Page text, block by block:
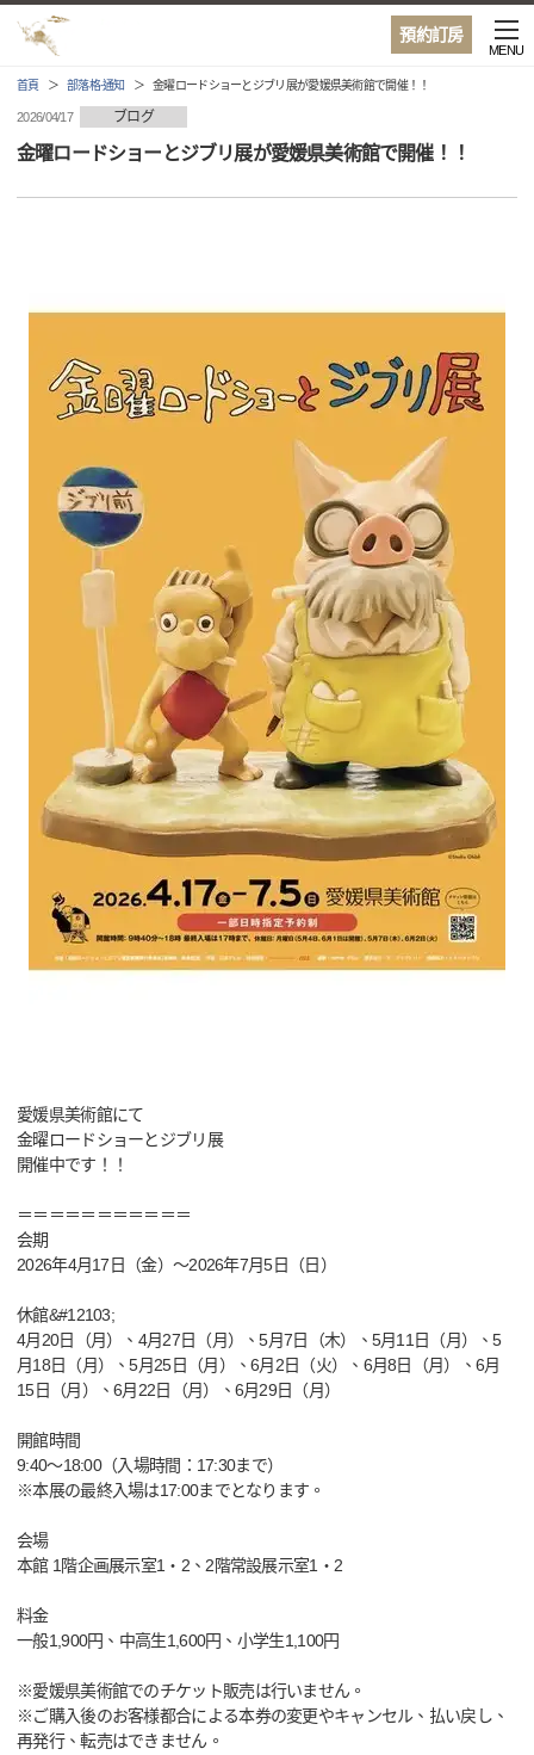
預約訂房
MENU
首頁 部落格·通知 金曜ロードショーとジブリ展が愛媛県美術館で開催！！
2026/04/17 ブログ
金曜ロードショーとジブリ展が愛媛県美術館で開催！！
愛媛県美術館にて
金曜ロードショーとジブリ展
開催中です！！
＝＝＝＝＝＝＝＝＝＝＝
会期
2026年4月17日（金）～2026年7月5日（日）
休館&#12103;
4月20日（月）、4月27日（月）、5月7日（木）、5月11日（月）、5
月18日（月）、5月25日（月）、6月2日（火）、6月8日（月）、6月
15日（月）、6月22日（月）、6月29日（月）
開館時間
9:40～18:00（入場時間：17:30まで）
※本展の最終入場は17:00までとなります。
会場
本館 1階企画展示室1・2、2階常設展示室1・2
料金
一般1,900円、中高生1,600円、小学生1,100円
※愛媛県美術館でのチケット販売は行いません。
※ご購入後のお客様都合による本券の変更やキャンセル、払い戻し、
再発行、転売はできません。